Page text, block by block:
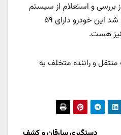
و استعلام از سیستم
خلافی راهور فراجا مشخص شد این خودرو دارای ۵۹
نیز هست.
منتقل و راننده متخلف به